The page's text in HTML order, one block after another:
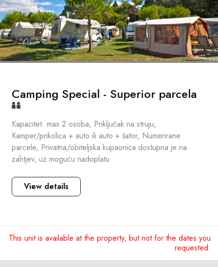
Camping Special - Superior parcela
Kapacitet: max 2 osoba, Priključak na struju,
Kamper/prikolica + auto ili auto + šator, Numerirane
parcele, Privatna/obiteljska kupaonica dostupna je na
zahtjev, uz moguću nadoplatu
View details
This unit is available at the property, but not for the dates you
requested.